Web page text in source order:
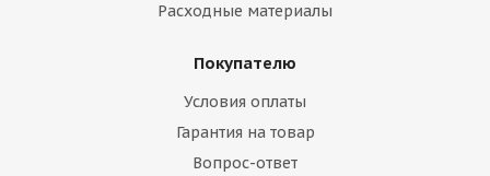
Расходные материалы
Покупателю
Условия оплаты
Гарантия на товар
Вопрос-ответ